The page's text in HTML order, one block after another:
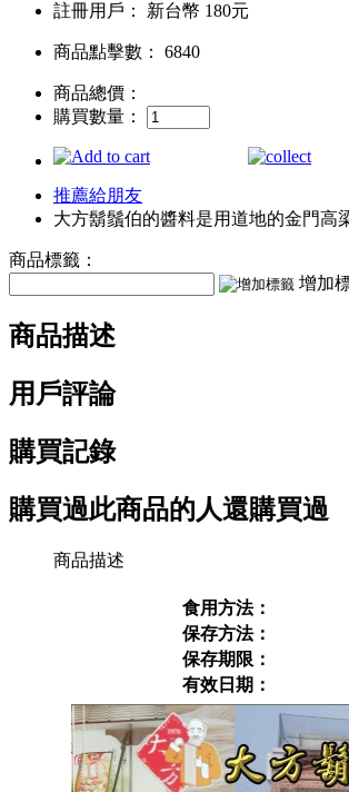
註冊用戶： 新台幣 180元
商品點擊數： 6840
商品總價：
購買數量：
推薦給朋友
大方鬍鬚伯的醬料是用道地的金門高
商品標籤：
增加
商品描述
用戶評論
購買記錄
購買過此商品的人還購買過
商品描述
食用方法：
保存方法：
保存期限：
有效日期：